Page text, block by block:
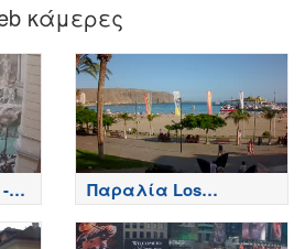
κάμερες
Παραλία Los
Cristianos - Τενερίφη -
Tenerife